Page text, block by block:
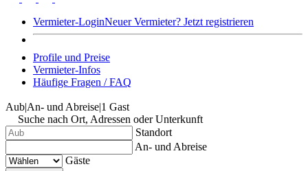
Vermieter-LoginNeuer Vermieter? Jetzt registrieren
Profile und Preise
Vermieter-Infos
Häufige Fragen / FAQ
Aub|An- und Abreise|1 Gast
Suche nach Ort, Adressen oder Unterkunft
Standort
An- und Abreise
Gäste